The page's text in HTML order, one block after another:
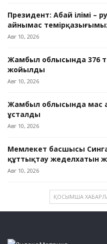
Президент: Абай ілімі
айнымас
Авг 10, 2026
Жамбыл облысында 376
жойылды
Авг 10, 2026
Жамбыл облысында мас
ұсталды
Авг 10, 2026
Мемлекет басшысы
құттықтау жеделхатын
Авг 10, 2026
ҚОСЫМША